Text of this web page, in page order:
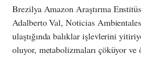
Brezilya Amazon Araştırma
Adalberto Val, Noticias
ulaştığında balıklar işlevlerini
oluyor, metabolizmaları çöküyor ve